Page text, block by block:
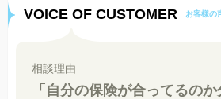
VOICE OF CUSTOMER お客様の
相談理由
「自分の保険が合ってるのか